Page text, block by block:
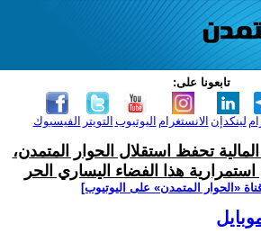
تابعونا على:
الفيسبوك التويتر اليوتيوب الانستغرام لينكدإن
تحفظ استقلال الحوار المتمدن،
هذا الفضاء اليساري الحر
‫«الحوار المتمدن» على اليوتيوب]